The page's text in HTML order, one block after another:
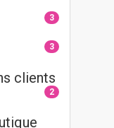
3
3
clients
2